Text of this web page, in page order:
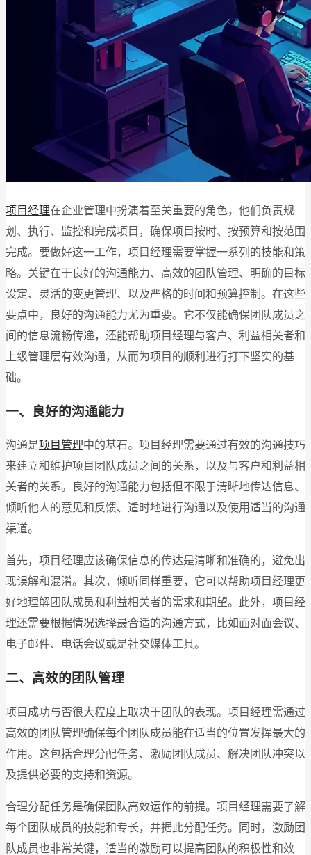
项目经理在企业管理中扮演着至关重要的角色，他们负责规
划、执行、监控和完成项目，确保项目按时、按预算和按范围
完成。要做好这一工作，项目经理需要掌握一系列的技能和策
略。关键在于良好的沟通能力、高效的团队管理、明确的目标
设定、灵活的变更管理、以及严格的时间和预算控制。在这些
要点中，良好的沟通能力尤为重要。它不仅能确保团队成员之
间的信息流畅传递，还能帮助项目经理与客户、利益相关者和
上级管理层有效沟通，从而为项目的顺利进行打下坚实的基
础。
一、良好的沟通能力
沟通是项目管理中的基石。项目经理需要通过有效的沟通技巧
来建立和维护项目团队成员之间的关系，以及与客户和利益相
关者的关系。良好的沟通能力包括但不限于清晰地传达信息、
倾听他人的意见和反馈、适时地进行沟通以及使用适当的沟通
渠道。
首先，项目经理应该确保信息的传达是清晰和准确的，避免出
现误解和混淆。其次，倾听同样重要，它可以帮助项目经理更
好地理解团队成员和利益相关者的需求和期望。此外，项目经
理还需要根据情况选择最合适的沟通方式，比如面对面会议、
电子邮件、电话会议或是社交媒体工具。
二、高效的团队管理
项目成功与否很大程度上取决于团队的表现。项目经理需通过
高效的团队管理确保每个团队成员能在适当的位置发挥最大的
作用。这包括合理分配任务、激励团队成员、解决团队冲突以
及提供必要的支持和资源。
合理分配任务是确保团队高效运作的前提。项目经理需要了解
每个团队成员的技能和专长，并据此分配任务。同时，激励团
队成员也非常关键，适当的激励可以提高团队的积极性和效